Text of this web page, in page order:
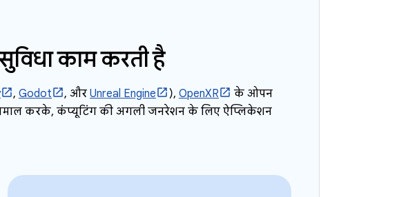
काम करती है
, Godot , और Unreal Engine ), OpenXR
के ओपन
करके, कंप्यूटिंग की अगली जनरेशन के लिए ऐप्लिकेशन